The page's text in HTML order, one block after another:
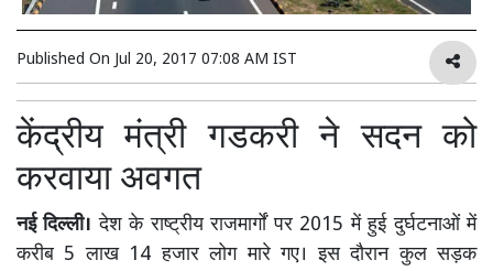
Published On Jul 20, 2017 07:08 AM IST
केंद्रीय मंत्री गडकरी ने सदन को
करवाया अवगत
नई दिल्ली। देश के राष्ट्रीय राजमार्गों पर 2015 में हुई दुर्घटनाओं में
करीब 5 लाख 14 हजार लोग मारे गए। इस दौरान कुल सड़क